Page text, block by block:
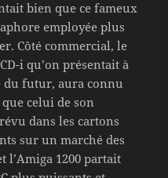
bien que ce fameux
employée plus
Côté commercial, le
i qu’on présentait à
du futur, aura connu
celui de son
dans les cartons
sur un marché des
l’Amiga 1200 partait